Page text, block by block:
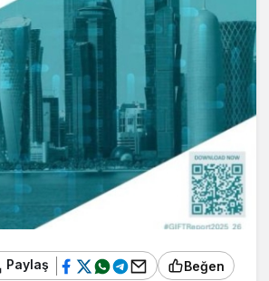
Paylaş Beğen